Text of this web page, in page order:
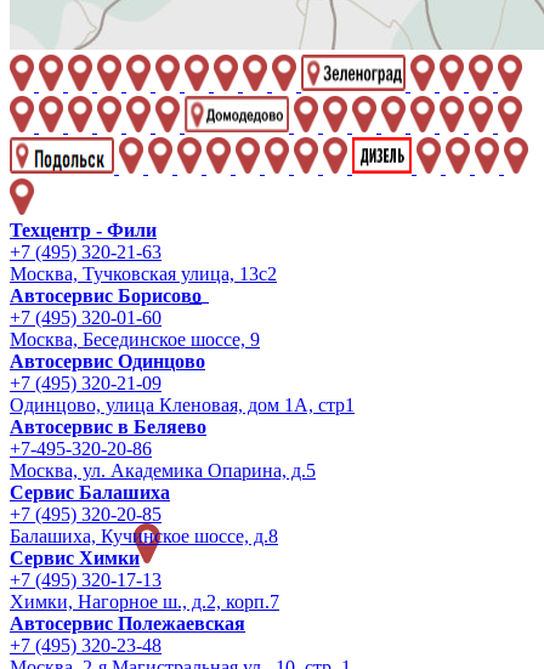
Техцентр - Фили
+7 (495) 320-21-63
Москва, Тучковская улица, 13с2
Автосервис Борисово
+7 (495) 320-01-60
Москва, Бесединское шоссе, 9
Автосервис Одинцово
+7 (495) 320-21-09
Одинцово, улица Кленовая, дом 1А, стр1
Автосервис в Беляево
+7-495-320-20-86
Москва, ул. Академика Опарина, д.5
Сервис Балашиха
+7 (495) 320-20-85
Балашиха, Кучинское шоссе, д.8
Сервис Химки
+7 (495) 320-17-13
Химки, Нагорное ш., д.2, корп.7
Автосервис Полежаевская
+7 (495) 320-23-48